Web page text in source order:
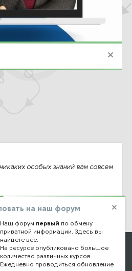
особых знаний вам совсем
на наш форум
Наш форум первый по обмену
приватной информации. Здесь вы
найдете все.
На ресурсе опубликовано большое
количество различных курсов.
Ежедневно проводиться обновление